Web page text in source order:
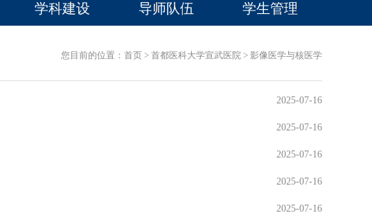
学科建设 导师队伍 学生管理
您目前的位置： 首页 > 首都医科大学宣武医院 > 影像医学与核医学
2025-07-16
2025-07-16
2025-07-16
2025-07-16
2025-07-16